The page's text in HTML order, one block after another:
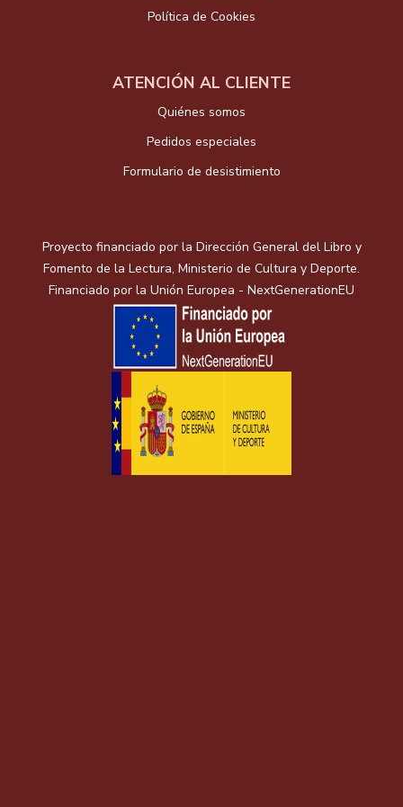
Política de Cookies
ATENCIÓN AL CLIENTE
Quiénes somos
Pedidos especiales
Formulario de desistimiento
Proyecto financiado por la Dirección General del Libro y
Fomento de la Lectura, Ministerio de Cultura y Deporte.
Financiado por la Unión Europea - NextGenerationEU